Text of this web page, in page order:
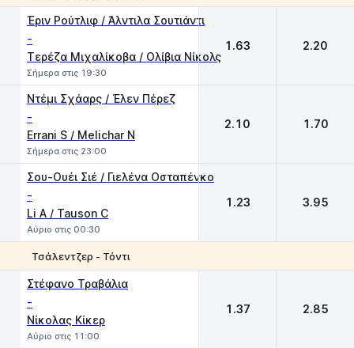
Έριν Ρούτλιφ / Άλντιλα Σουτιάντι
-
Τερέζα Μιχαλίκοβα / Ολίβια Νίκολς
Σήμερα στις 19:30
1.63 2.20
Ντέμι Σχάαρς / Έλεν Πέρεζ
-
Errani S / Melichar N
Σήμερα στις 23:00
2.10 1.70
Σου-Ουέι Σιέ / Γιελένα Οσταπένκο
-
Li A / Tauson C
Αύριο στις 00:30
1.23 3.95
Τσάλεντζερ - Τόντι
Στέφανο Τραβάλια
-
Νίκολας Κίκερ
Αύριο στις 11:00
1.37 2.85